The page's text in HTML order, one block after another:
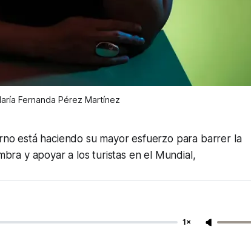
Fernanda Pérez Martínez
está haciendo su mayor esfuerzo para barrer la
y apoyar a los turistas en el Mundial,
1×